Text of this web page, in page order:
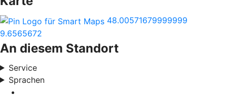
48.00571679999999
9.6565672
An diesem Standort
Service
Sprachen